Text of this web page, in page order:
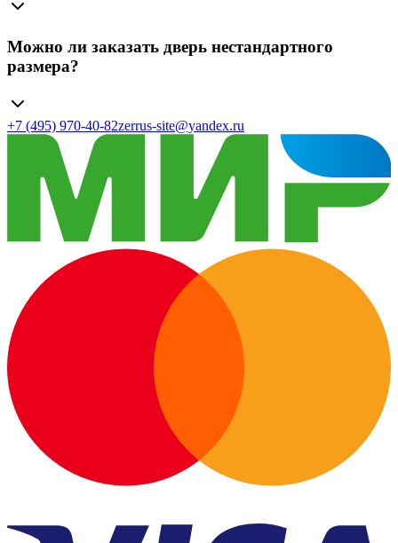
Можно ли заказать дверь нестандартного
размера?
+7 (495) 970-40-82zerrus-site@yandex.ru